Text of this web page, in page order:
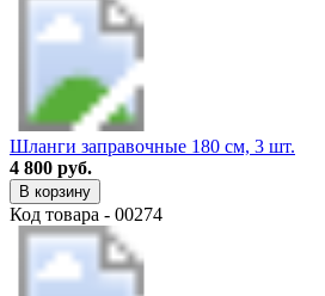
Шланги заправочные 180 см, 3 шт.
4 800 руб.
В корзину
Код товара - 00274